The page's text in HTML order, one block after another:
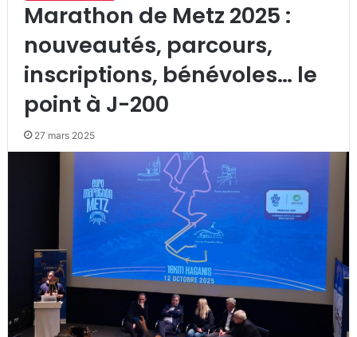
Marathon de Metz 2025 :
nouveautés, parcours,
inscriptions, bénévoles… le
point à J-200
27 mars 2025